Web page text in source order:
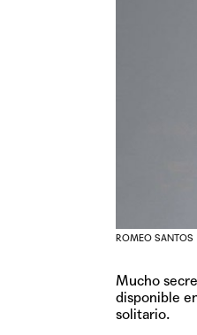
ROMEO SANTOS
Mucho
disponible
solitario.